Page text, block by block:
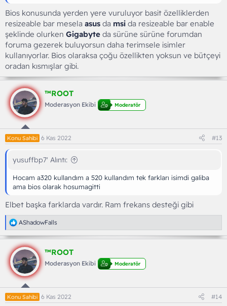
Bios konusunda yerden yere vuruluyor basit özelliklerden
resizeable bar mesela asus da msi da resizeable bar enable
şeklinde olurken Gigabyte da sürüne sürüne forumdan
foruma gezerek buluyorsun daha terimsele isimler
kullanıyorlar. Bios olaraksa çoğu özellikten yoksun ve bütçeyi
oradan kısmışlar gibi.
™ROOT
Moderasyon Ekibi Moderatör
Konu Sahibi 6 Kas 2022 #13
yusuffbp7' Alıntı:
Hocam a320 kullandım a 520 kullandım tek farkları isimdi galiba
ama bios olarak hosumagitti
Elbet başka farklarda vardır. Ram frekans desteği gibi
T
e
p
k
l
e
r
:
AShadowFalls
™ROOT
Moderasyon Ekibi Moderatör
Konu Sahibi 6 Kas 2022 #14